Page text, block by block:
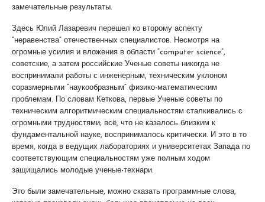
замечательные результаты.
Здесь Юлий Лазаревич перешел ко второму аспекту
“неравенства” отечественных специалистов. Несмотря на
огромные усилия и вложения в области “computer science”,
советские, а затем российские Ученые советы никогда не
воспринимали работы с инженерным, техническим уклоном
соразмерными “наукообразным” физико-математическим
проблемам. По словам Кеткова, первые Ученые советы по
техническим алгоритмическим специальностям сталкивались с
огромными трудностями; всё, что не казалось близким к
фундаментальной науке, воспринималось критически. И это в то
время, когда в ведущих лабораториях и университетах Запада по
соответствующим специальностям уже полным ходом
защищались молодые ученые-технари.
Это были замечательные, можно сказать программные слова,